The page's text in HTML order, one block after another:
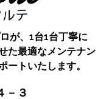
が、1台1台丁寧に
た最適なメンテナン
ートいたします。
－３